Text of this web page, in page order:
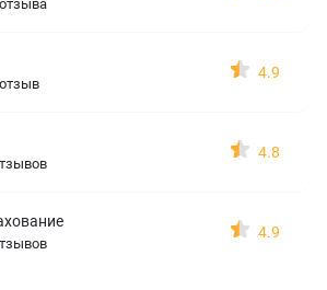
4.9
4.8
4.9